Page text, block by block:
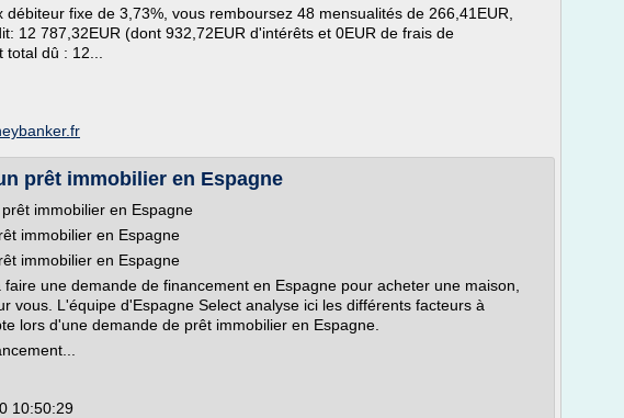
débiteur fixe de 3,73%, vous remboursez 48 mensualités de 266,41EUR,
12 787,32EUR (dont 932,72EUR d'intérêts et 0EUR de frais de
dû : 12...
prêt immobilier en Espagne
immobilier en Espagne
immobilier en Espagne
immobilier en Espagne
faire une demande de financement en Espagne pour acheter une maison,
vous. L'équipe d'Espagne Select analyse ici les différents facteurs à
lors d'une demande de prêt immobilier en Espagne.
10:50:29